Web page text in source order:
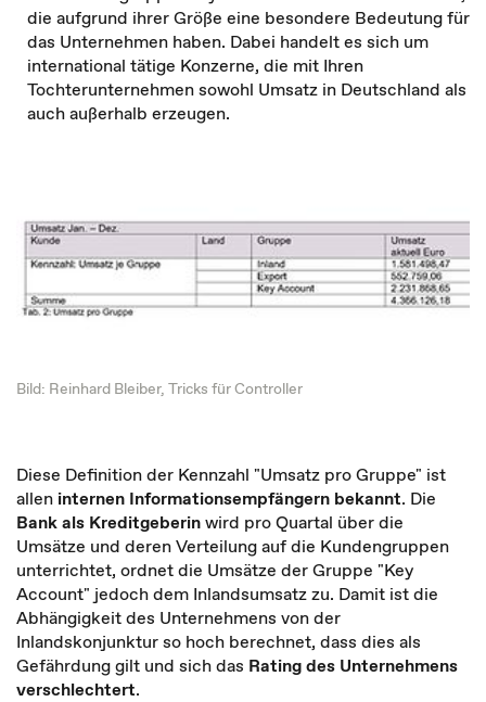
die aufgrund ihrer Größe eine besondere Bedeutung für
das Unternehmen haben. Dabei handelt es sich um
international tätige Konzerne, die mit Ihren
Tochterunternehmen sowohl Umsatz in Deutschland als
auch außerhalb erzeugen.
Bild: Reinhard Bleiber, Tricks für Controller
Diese Definition der Kennzahl "Umsatz pro Gruppe" ist
allen internen Informationsempfängern bekannt. Die
Bank als Kreditgeberinwird pro Quartal über die
Umsätze und deren Verteilung auf die Kundengruppen
unterrichtet, ordnet die Umsätze der Gruppe "Key
Account" jedoch dem Inlandsumsatz zu. Damit ist die
Abhängigkeit des Unternehmens von der
Inlandskonjunktur so hoch berechnet, dass dies als
Gefährdung gilt und sich das Rating des Unternehmens
verschlechtert.